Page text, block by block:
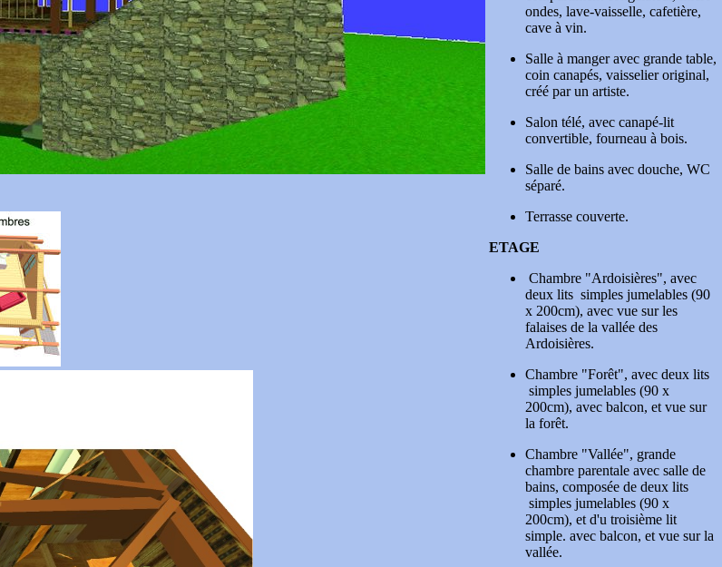
ondes, lave-vaisselle, cafetière,
cave à vin.
Salle à manger avec grande table,
coin canapés, vaisselier original,
créé par un artiste.
Salon télé, avec canapé-lit
convertible, fourneau à bois.
Salle de bains avec douche, WC
séparé.
Terrasse couverte.
ETAGE
Chambre "Ardoisières", avec
deux lits simples jumelables (90
x 200cm), avec vue sur les
falaises de la vallée des
Ardoisières.
Chambre "Forêt", avec deux lits
simples jumelables (90 x
200cm), avec balcon, et vue sur
la forêt.
Chambre "Vallée", grande
chambre parentale avec salle de
bains, composée de deux lits
simples jumelables (90 x
200cm), et d'u troisième lit
simple. avec balcon, et vue sur la
vallée.